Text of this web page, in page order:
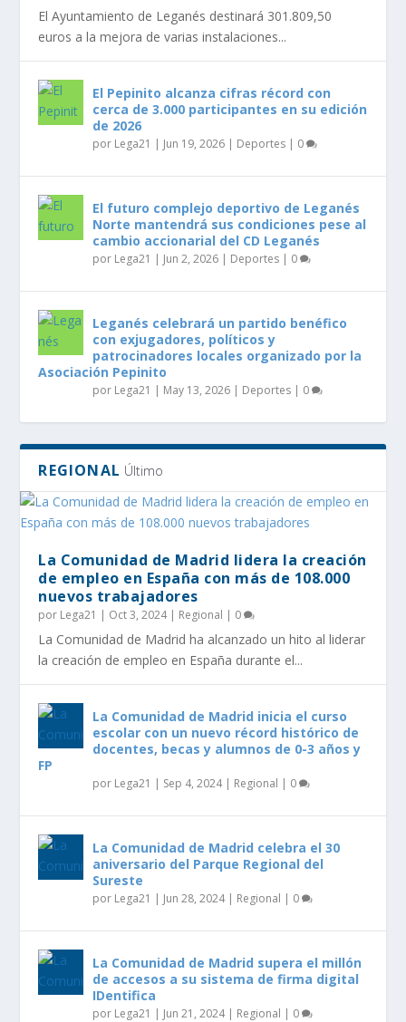
El Ayuntamiento de Leganés destinará 301.809,50
euros a la mejora de varias instalaciones...
El Pepinito alcanza cifras récord con
cerca de 3.000 participantes en su edición
de 2026
por Lega21 | Jun 19, 2026 | Deportes | 0
El futuro complejo deportivo de Leganés
Norte mantendrá sus condiciones pese al
cambio accionarial del CD Leganés
por Lega21 | Jun 2, 2026 | Deportes | 0
Leganés celebrará un partido benéfico
con exjugadores, políticos y
patrocinadores locales organizado por la
Asociación Pepinito
por Lega21 | May 13, 2026 | Deportes | 0
REGIONAL Último
La Comunidad de Madrid lidera la creación
de empleo en España con más de 108.000
nuevos trabajadores
por Lega21 | Oct 3, 2024| Regional | 0
La Comunidad de Madrid ha alcanzado un hito al liderar
la creación de empleo en España durante el...
La Comunidad de Madrid inicia el curso
escolar con un nuevo récord histórico de
docentes, becas y alumnos de 0-3 años y
FP
por Lega21 | Sep 4, 2024| Regional | 0
La Comunidad de Madrid celebra el 30
aniversario del Parque Regional del
Sureste
por Lega21 | Jun 28, 2024| Regional | 0
La Comunidad de Madrid supera el millón
de accesos a su sistema de firma digital
IDentifica
por Lega21 | Jun 21, 2024| Regional | 0